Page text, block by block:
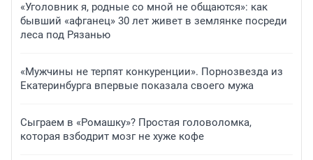
«Уголовник я, родные со мной не общаются»: как
бывший «афганец» 30 лет живет в землянке посреди
леса под Рязанью
«Мужчины не терпят конкуренции». Порнозвезда из
Екатеринбурга впервые показала своего мужа
Сыграем в «Ромашку»? Простая головоломка,
которая взбодрит мозг не хуже кофе